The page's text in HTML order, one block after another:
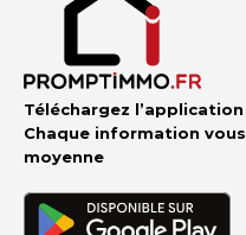
Téléchargez
Chaque information
moyenne